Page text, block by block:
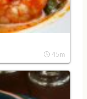
45m